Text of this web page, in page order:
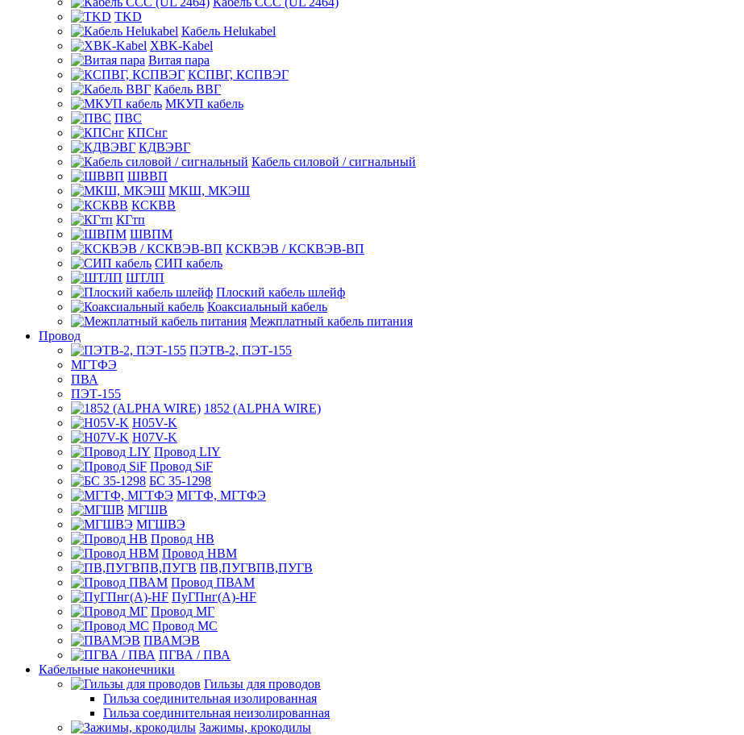
TKD
Кабель Helukabel
XBK-Kabel
Витая пара
КСПВГ, КСПВЭГ
Кабель ВВГ
МКУП кабель
ПВС
КПСнг
КДВЭВГ
Кабель силовой / сигнальный
ШВВП
МКШ, МКЭШ
КСКВВ
КГтп
ШВПМ
КСКВЭВ / КСКВЭВ-ВП
СИП кабель
ШТЛП
Плоский кабель шлейф
Коаксиальный кабель
Межплатный кабель питания
Провод
ПЭТВ-2, ПЭТ-155
МГТФЭ
ПВА
ПЭТ-155
1852 (ALPHA WIRE)
H05V-K
H07V-K
Провод LIY
Провод SiF
БС 35-1298
МГТФ, МГТФЭ
МГШВ
МГШВЭ
Провод НВ
Провод НВМ
ПВ,ПУГВПВ,ПУГВ
Провод ПВАМ
ПуГПнг(A)-HF
Провод МГ
Провод МС
ПВАМЭВ
ПГВА / ПВА
Кабельные наконечники
Гильзы для проводов
Гильза соединительная изолированная
Гильза соединительная неизолированная
Зажимы, крокодилы